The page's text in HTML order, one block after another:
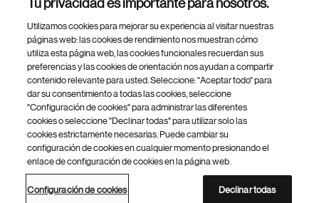
Footer Site Search
inferior
del
© 2026 Novartis AG
Política de privacidad Términos de uso
Accesibilidad
Configuración de cookies
Mapa del sitio
Tu privacidad es importante para nosotros.
Utilizamos cookies para mejorar su experiencia al visitar nuestras
páginas web: las cookies de rendimiento nos muestran cómo
utiliza esta página web, las cookies funcionales recuerdan sus
preferencias y las cookies de orientación nos ayudan a compartir
contenido relevante para usted. Seleccione: "Aceptar todo" para
dar su consentimiento a todas las cookies, seleccione
"Configuración de cookies" para administrar las diferentes
cookies o seleccione "Declinar todas" para utilizar solo las
cookies estrictamente necesarias. Puede cambiar su
configuración de cookies en cualquier momento presionando el
enlace de configuración de cookies en la página web.
Configuración de cookies Declinar todas